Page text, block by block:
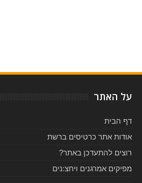
על האתר
דף הבית
אודות אתר כרטיסים ברשת
רוצים להתעדכן באתר?
מפיקים אמרגנים ויחצ:נים